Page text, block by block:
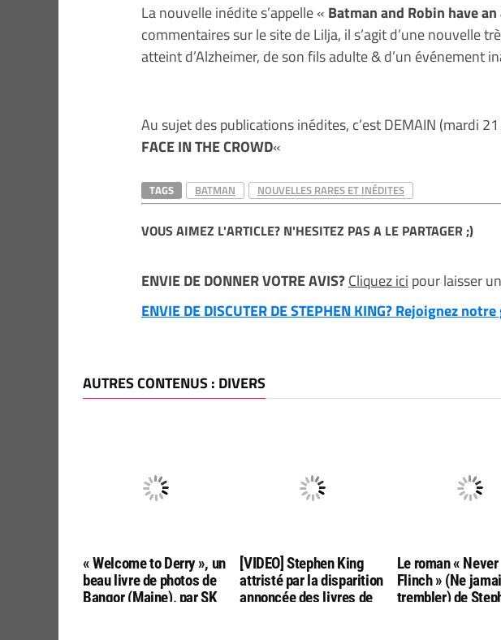
La nouvelle inédite s’appelle « Batman and Robin have
commentaires sur le site de Lilja, il s’agit d’une nouvelle
atteint d’Alzheimer, de son fils adulte & d’un événement
Au sujet des publications inédites, c’est DEMAIN (mardi
FACE IN THE CROWD«
TAGS BATMAN NOUVELLES RARES ET INÉDITES
VOUS AIMEZ L'ARTICLE? N'HESITEZ PAS A LE PARTAGER ;)
ENVIE DE DONNER VOTRE AVIS?Cliquez ici pour laisser
ENVIE DE DISCUTER DE STEPHEN KING? Rejoignez
AUTRES CONTENUS : DIVERS
« Welcome to Derry », un
beau livre de photos de
Bangor (Maine), par SK
[VIDEO] Stephen King
attristé par la disparition
annoncée des livres de
Le roman « Never
Flinch » (Ne
trembler) de